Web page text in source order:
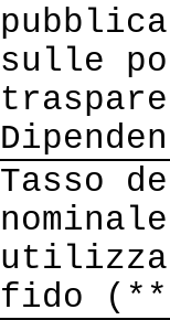
sulle
Tasso
fido